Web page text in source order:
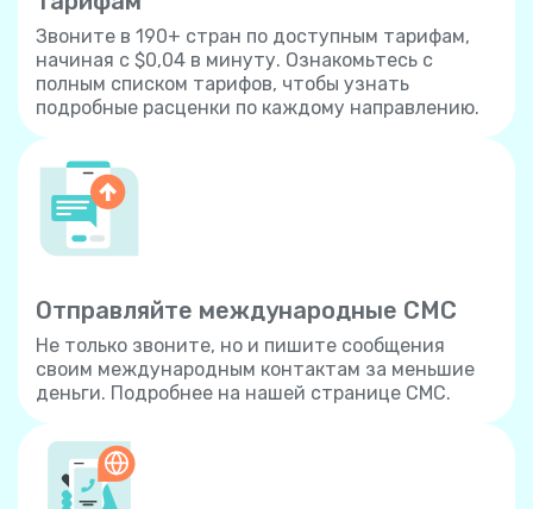
Звоните в 190+ стран по доступным тарифам,
начиная с $0,04 в минуту. Ознакомьтесь с
полным списком тарифов, чтобы узнать
подробные расценки по каждому направлению.
Отправляйте международные СМС
Не только звоните, но и пишите сообщения
своим международным контактам за меньшие
деньги. Подробнее на нашей странице СМС.